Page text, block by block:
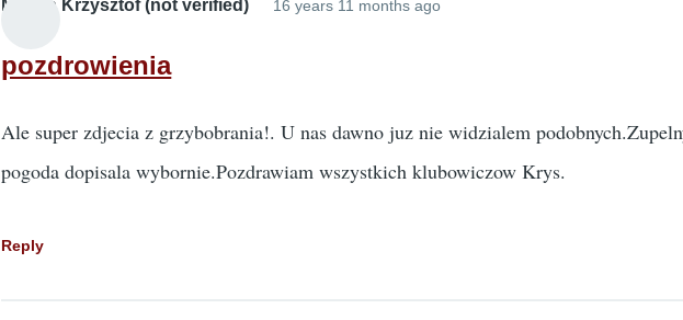
Mucha Krzysztof (not verified) 16 years 11 months ago
pozdrowienia
Ale super zdjecia z grzybobrania!. U nas dawno juz nie widzialem
pogoda dopisala wybornie.Pozdrawiam wszystkich klubowiczow Krys.
Reply